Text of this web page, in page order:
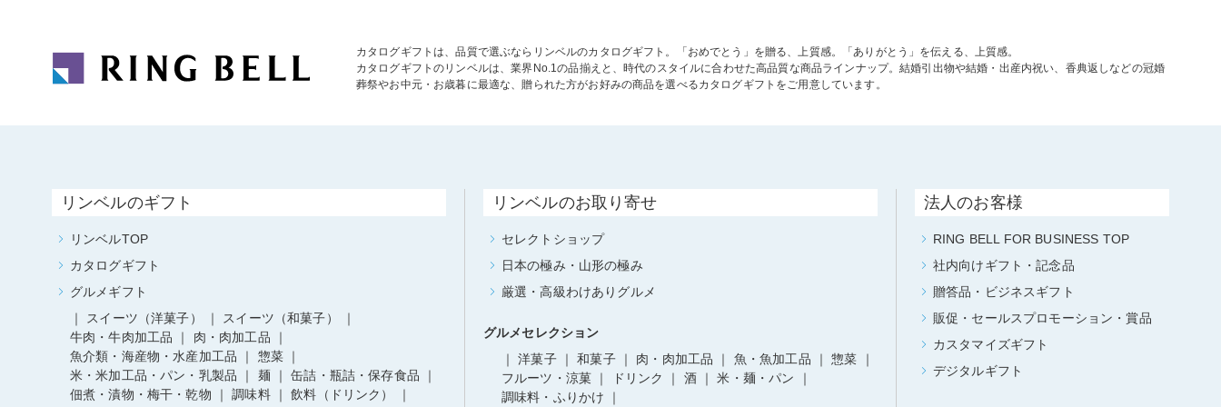
カタログギフトは、品質で選ぶならリンベルのカタログギフト。「おめでとう」を贈る、上質感。「ありがとう」を伝える、上質感。
カタログギフトのリンベルは、業界No.1の品揃えと、時代のスタイルに合わせた高品質な商品ラインナップ。結婚引出物や結婚・出産内祝い、香典返しなどの冠婚
葬祭やお中元・お歳暮に最適な、贈られた方がお好みの商品を選べるカタログギフトをご用意しています。
リンベルのギフト
リンベルTOP
カタログギフト
グルメギフト
スイーツ（洋菓子）
スイーツ（和菓子）
牛肉・牛肉加工品
肉・肉加工品
魚介類・海産物・水産加工品
惣菜
米・米加工品・パン・乳製品
麺
缶詰・瓶詰・保存食品
佃煮・漬物・梅干・乾物
調味料
飲料（ドリンク）
リンベルのお取り寄せ
セレクトショップ
日本の極み・山形の極み
厳選・高級わけありグルメ
グルメセレクション
洋菓子
和菓子 肉・肉加工品 魚・魚加工品
惣菜
フルーツ・涼菓
ドリンク 酒
米・麺・パン
調味料・ふりかけ
法人のお客様
RING BELL FOR BUSINESS TOP
社内向けギフト・記念品
贈答品・ビジネスギフト
販促・セールスプロモーション・賞品
カスタマイズギフト
デジタルギフト